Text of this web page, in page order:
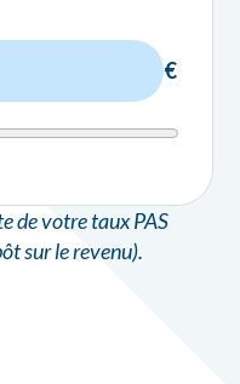
€
de votre taux PAS
sur le revenu).